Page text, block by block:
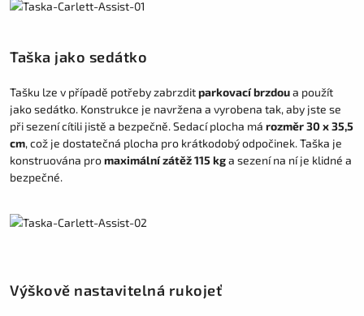
Taška jako sedátko
Tašku lze v případě potřeby zabrzditparkovací brzdoua použít
jako sedátko. Konstrukce je navržena a vyrobena tak, aby jste se
při sezení cítili jistě a bezpečně. Sedací plocha má rozměr 30 x 35,5
cm, což je dostatečná plocha pro krátkodobý odpočinek. Taška je
konstruována promaximální zátěž 115 kga sezení na ní je klidné a
bezpečné.
Výškově nastavitelná rukojeť